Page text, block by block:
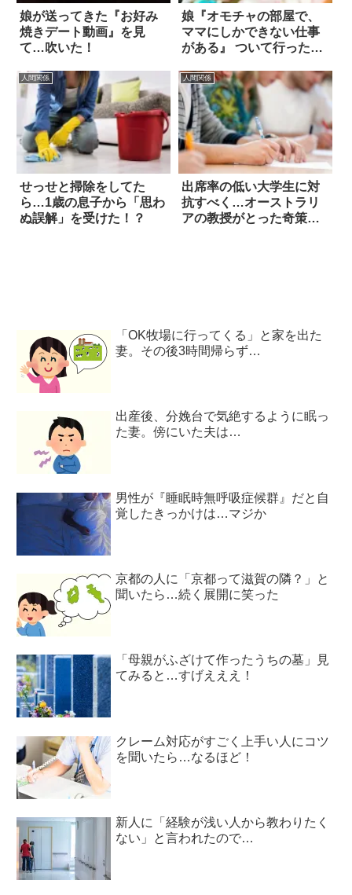
娘が送ってきた『お好み
焼きデート動画』を見
て…吹いた！
娘『オモチャの部屋で、
ママにしかできない仕事
がある』 ついて行ったら
人間関係
せっせと掃除をしてた
ら…1歳の息子から「思わ
ぬ誤解」を受けた！？
人間関係
出席率の低い大学生に対
抗すべく…オーストラリ
アの教授がとった奇策
「OK牧場に行ってくる」と家を出た
妻。その後3時間帰らず…
出産後、分娩台で気絶するように眠っ
た妻。傍にいた夫は…
男性が『睡眠時無呼吸症候群』だと自
覚したきっかけは…マジか
京都の人に「京都って滋賀の隣？」と
聞いたら…続く展開に笑った
「母親がふざけて作ったうちの墓」見
てみると…すげえええ！
クレーム対応がすごく上手い人にコツ
を聞いたら…なるほど！
新人に「経験が浅い人から教わりたく
ない」と言われたので…